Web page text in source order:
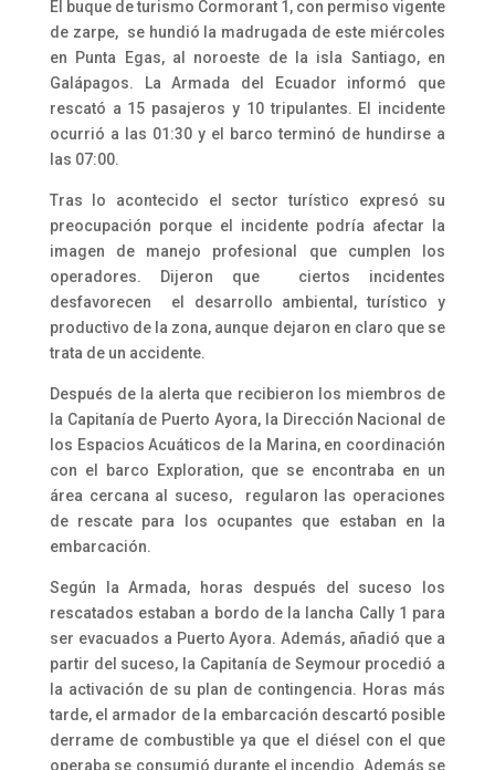
El buque de turismo Cormorant 1, con permiso vigente
de zarpe, se hundió la madrugada de este miércoles
en Punta Egas, al noroeste de la isla Santiago, en
Galápagos. La Armada del Ecuador informó que
rescató a 15 pasajeros y 10 tripulantes. El incidente
ocurrió a las 01:30 y el barco terminó de hundirse a
las 07:00.
Tras lo acontecido el sector turístico expresó su
preocupación porque el incidente podría afectar la
imagen de manejo profesional que cumplen los
operadores. Dijeron que ciertos incidentes
desfavorecen
el desarrollo ambiental, turístico y
productivo de la zona, aunque dejaron en claro que se
trata de un accidente.
Después de la alerta que recibieron los miembros de
la Capitanía de Puerto Ayora, la Dirección Nacional de
los Espacios Acuáticos de la Marina, en coordinación
con el barco Exploration, que se encontraba en un
área cercana al suceso, regularon las operaciones
de rescate para los ocupantes que estaban en la
embarcación.
Según la Armada, horas después del suceso los
rescatados estaban a bordo de la lancha Cally 1 para
ser evacuados a Puerto Ayora. Además, añadió que a
partir del suceso, la Capitanía de Seymour procedió a
la activación de su plan de contingencia. Horas más
tarde, el armador de la embarcación descartó posible
derrame de combustible ya que el diésel con el que
operaba se consumió durante el incendio. Además se